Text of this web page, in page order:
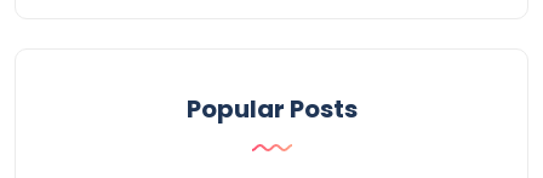
Popular Posts